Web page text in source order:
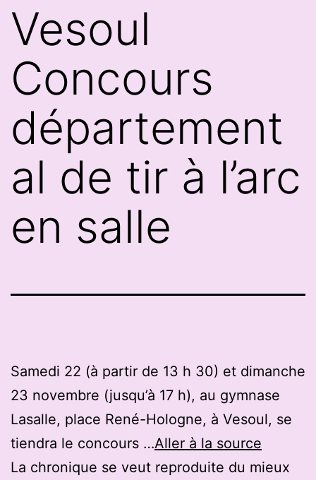
Vesoul
Concours
département
al de tir à l’arc
en salle
Samedi 22 (à partir de 13 h 30) et dimanche
23 novembre (jusqu’à 17 h), au gymnase
Lasalle, place René-Hologne, à Vesoul, se
tiendra le concours …Aller à la source
La chronique se veut reproduite du mieux